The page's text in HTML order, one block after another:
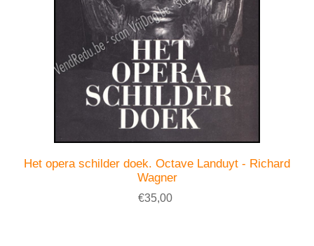
Het opera schilder doek. Octave Landuyt - Richard
Wagner
€35,00